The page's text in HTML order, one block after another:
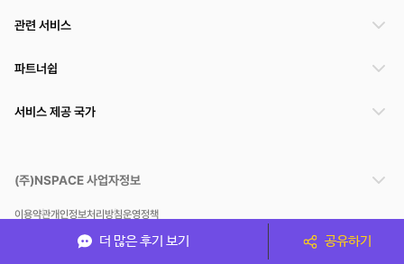
더 많은 후기 보기 공유하기
관련 서비스
파트너쉽
서비스 제공 국가
(주)NSPACE 사업자정보
이용약관개인정보처리방침운영정책
스페이스클라우드는 통신판매중개자이며 통신판매의 당사자가 아닙니다. 따라서 스페이스클
라우드는 공간 거래정보 및 거래에 대해 책임지지 않습니다.